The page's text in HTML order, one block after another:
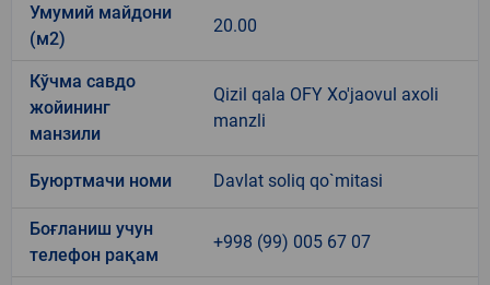
Умумий майдони
(м2)
20.00
Кўчма савдо
жойининг
манзили
Qizil qala OFY Xo'jaovul axoli
manzli
Буюртмачи номи Davlat soliq qo`mitasi
Боғланиш учун
телефон рақам
+998 (99) 005 67 07